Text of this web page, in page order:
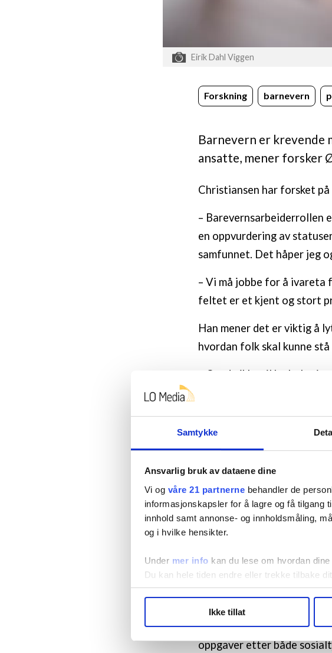
Samtykke
Ansvarlig bruk av dataene dine
Vi og våre 21 partnerne behandler de
informasjonskapsler for å lagre og få tilgang
innhold samt annonse- og innholdsmåling,
og i hvilke hensikter.
Under mer info kan du lese om hvordan
Du kan hele tiden endre eller trekke tilbake
hvordan våre nettsider blir brukt slik at vi
annonsering. Disse er angitt i oversikten
Ikke tillat
Eirik Dahl Viggen
Forskning barnevern
Barnevern er
ansatte, mener forsker
Christiansen har forsket
– Barevernsarbeiderrollen
en oppvurdering av
samfunnet. Det håper jeg
– Vi må jobbe for å
feltet er et kjent og stort
Han mener det er viktig å
hvordan folk skal kunne
– Om de ikke vil ha hele
Startet som
I 1978 begynte
sosialskole (Diasos). Han
situasjoner og stå på de
– Det var jo i en tid hvor
studentene var stort, sier
Han husker heftige
medstudentene var stort,
enn i dag.
Første jobb som sosionom
oppgaver etter både